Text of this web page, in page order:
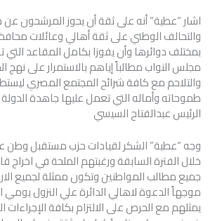
اشار “عطية” أنه على ثقة أن يحوز المرشحون
والتحالف الوطني على ثقة أهالي وعائلات
بمختلف دوائرها وأن يفوزا بكامل المقاعد
مجلس النواب مطالباً إياهم بالاستمرار على نهج
والتلاحم مع كافة شرائح المجتمع المصري
طموحاته وأماله التي تعمل عليها جاهدة
الرئيس عبدالفتاح السيسي
وجه “عطية” الشكر لقيادات حزب مستقبل وطن
خلال الفترة السابقة ورغبتهم الملحة في اخراج
جميع مطالب المواطنين وتكون ممثلة لجميع
موجهاََ الدعوة لاهالي الدائرة علي النزول يومي
يمثلهم مع الحرص على الالتزام بكافة الإجراءات